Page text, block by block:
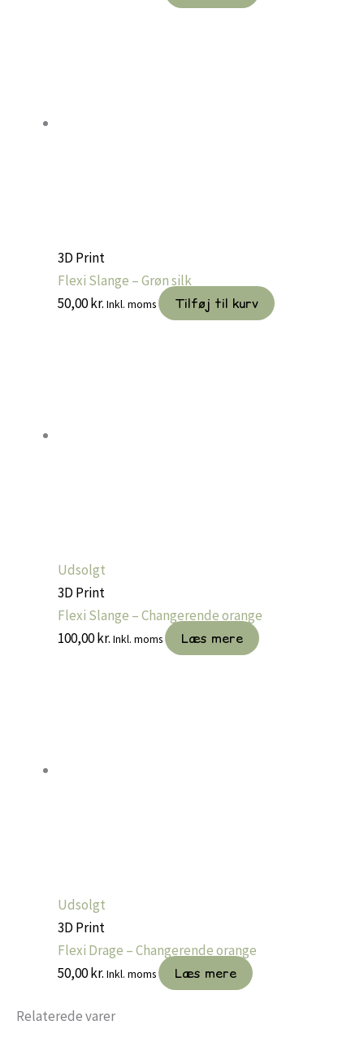
3D Print
Flexi Slange – Grøn silk
50,00kr. Inkl. moms Tilføj til kurv
Udsolgt
3D Print
Flexi Slange – Changerende orange
100,00kr. Inkl. moms Læs mere
Udsolgt
3D Print
Flexi Drage – Changerende orange
50,00kr. Inkl. moms Læs mere
Relaterede varer